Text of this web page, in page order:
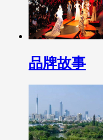
品牌故事